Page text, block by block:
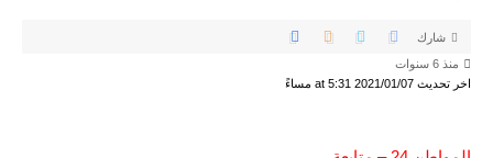
اخر تحديث 2021/01/07 at 5:31 مساءً
منذ 6 سنوات
شارك